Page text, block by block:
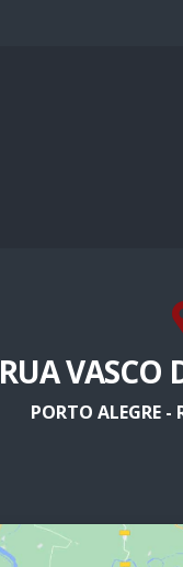
RUA VASCO
PORTO ALEGRE -